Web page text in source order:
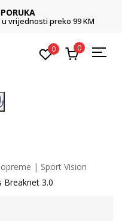
vrijednosti preko 99 KM
0 0
| Sport Vision
Breaknet 3.0